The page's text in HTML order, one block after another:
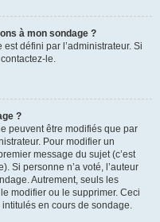
à mon sondage ?
défini par l’administrateur. Si
le.
?
peuvent être modifiés que par
Pour modifier un
message du sujet (c’est
Si personne n’a voté, l’auteur
Autrement, seuls les
modifier ou le supprimer. Ceci
en cours de sondage.